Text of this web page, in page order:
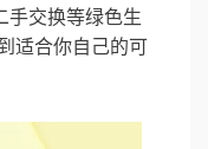
手交换等绿色生
适合你自己的可